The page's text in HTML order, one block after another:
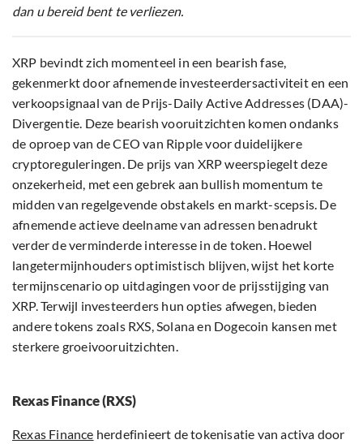
dan u bereid bent te verliezen.
XRP bevindt zich momenteel in een bearish fase,
gekenmerkt door afnemende investeerdersactiviteit en een
verkoopsignaal van de Prijs-Daily Active Addresses (DAA)-
Divergentie. Deze bearish vooruitzichten komen ondanks
de oproep van de CEO van Ripple voor duidelijkere
cryptoreguleringen. De prijs van XRP weerspiegelt deze
onzekerheid, met een gebrek aan bullish momentum te
midden van regelgevende obstakels en markt-scepsis. De
afnemende actieve deelname van adressen benadrukt
verder de verminderde interesse in de token. Hoewel
langetermijnhouders optimistisch blijven, wijst het korte
termijnscenario op uitdagingen voor de prijsstijging van
XRP. Terwijl investeerders hun opties afwegen, bieden
andere tokens zoals RXS, Solana en Dogecoin kansen met
sterkere groeivooruitzichten.
Rexas Finance (RXS)
Rexas Finance herdefinieert de tokenisatie van activa door